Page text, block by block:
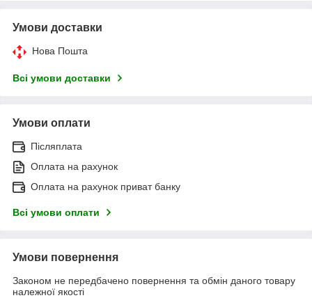
Умови доставки
Нова Пошта
Всі умови доставки
Умови оплати
Післяплата
Оплата на рахунок
Оплата на рахунок приват банку
Всі умови оплати
Умови повернення
Законом не передбачено повернення та обмін даного товару
належної якості